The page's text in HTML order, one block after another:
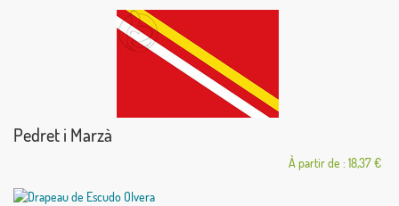
Pedret i Marzà
À partir de : 18,37 €